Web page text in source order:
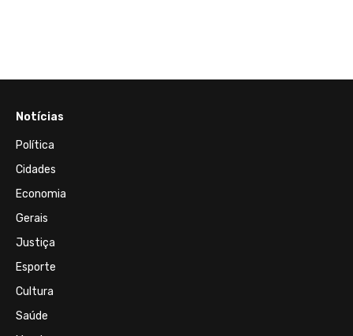
Notícias
Política
Cidades
Economia
Gerais
Justiça
Esporte
Cultura
Saúde